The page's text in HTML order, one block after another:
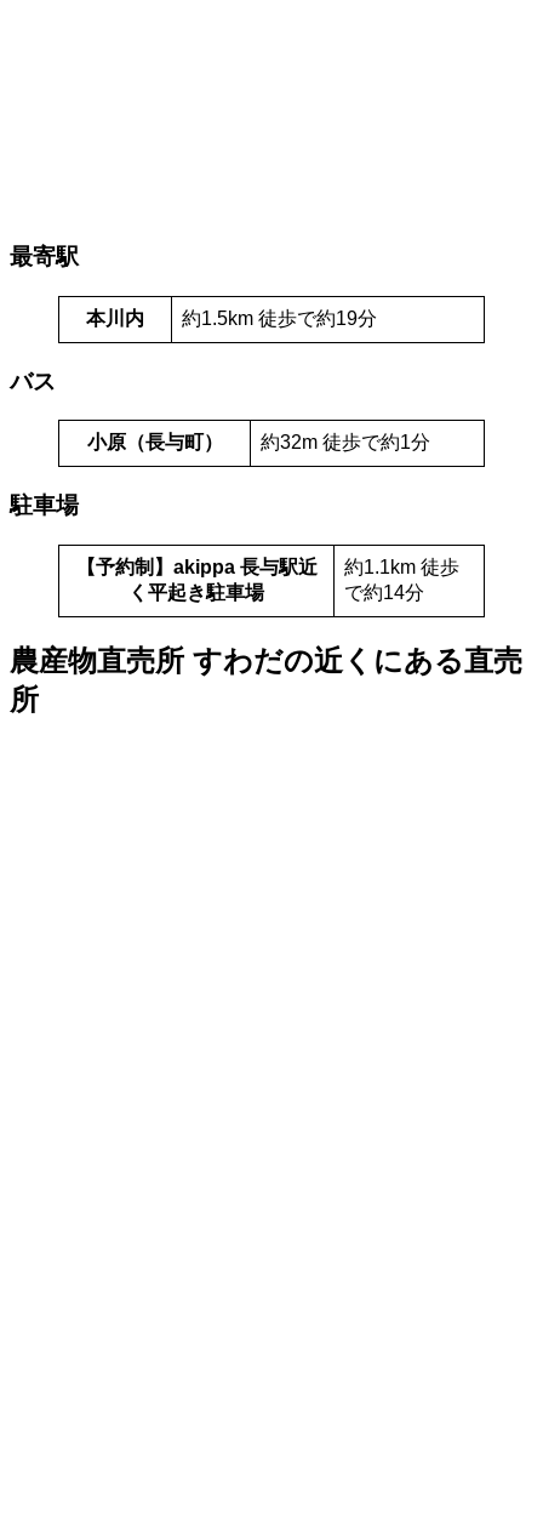
最寄駅
本川内 約1.5km 徒歩で約19分
バス
小原（長与町） 約32m 徒歩で約1分
駐車場
【予約制】akippa 長与駅近
く平起き駐車場
約1.1km 徒歩
で約14分
農産物直売所 すわだの近くにある直売
所